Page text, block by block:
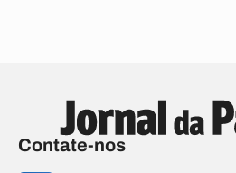
Contate-nos